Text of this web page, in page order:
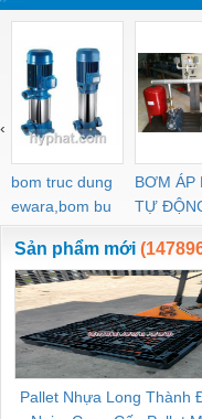
HVSF PU PV PE PY
HVFF PLJ PYJ PP PG
PEG PW PGJ PPGJ
PYJW SL-C PC-C
POC-C PL-C
bom truc dung
ewara,bom bu
ewara
BƠM ÁP
TỰ
‹
Sản phẩm mới
Pallet Nhựa Long Thành